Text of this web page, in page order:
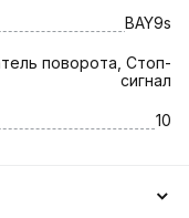
BAY9s
поворота, Стоп-
сигнал
10